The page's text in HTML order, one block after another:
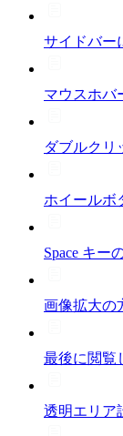
サイドバー
マウスホバ
ダブルクリ
ホイールボ
Space キー
画像拡大の
最後に閲覧
透明エリア